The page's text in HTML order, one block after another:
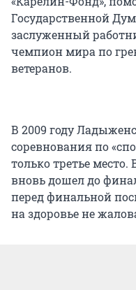
Государственной
заслуженный
чемпион мира по
ветеранов.
В 2009 году
соревнования по
только третье место.
вновь дошел до
перед финальной
на здоровье не